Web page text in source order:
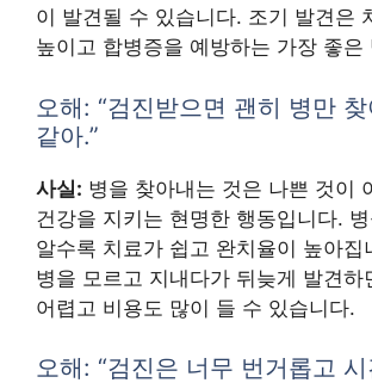
이 발견될 수 있습니다. 조기 발견은
높이고 합병증을 예방하는 가장 좋은
오해: “검진받으면 괜히 병만
같아.”
사실: 병을 찾아내는 것은 나쁜 것이
건강을 지키는 현명한 행동입니다.
알수록 치료가 쉽고 완치율이 높아집
병을 모르고 지내다가 뒤늦게 발견하
어렵고 비용도 많이 들 수 있습니다.
오해: “검진은 너무 번거롭고